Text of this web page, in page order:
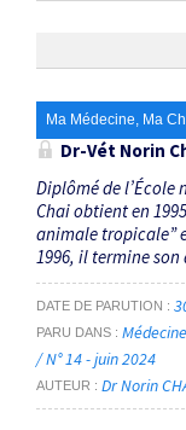
Ma Médecine, Ma
Dr-Vét Norin
Diplômé de l’École
Chai obtient en
animale tropicale”
1996, il termine
DATE DE PARUTION
PARU DANS
/ N° 14 - juin 2024
AUTEUR Dr Norin